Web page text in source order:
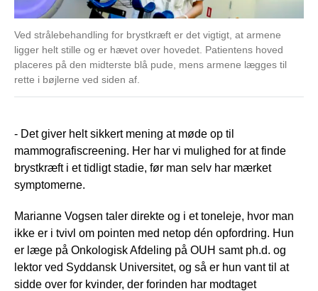
Ved strålebehandling for brystkræft er det vigtigt, at armene
ligger helt stille og er hævet over hovedet. Patientens hoved
placeres på den midterste blå pude, mens armene lægges til
rette i bøjlerne ved siden af.
- Det giver helt sikkert mening at møde op til
mammografiscreening. Her har vi mulighed for at finde
brystkræft i et tidligt stadie, før man selv har mærket
symptomerne.
Marianne Vogsen taler direkte og i et toneleje, hvor man
ikke er i tvivl om pointen med netop dén opfordring. Hun
er læge på Onkologisk Afdeling på OUH samt ph.d. og
lektor ved Syddansk Universitet, og så er hun vant til at
sidde over for kvinder, der forinden har modtaget